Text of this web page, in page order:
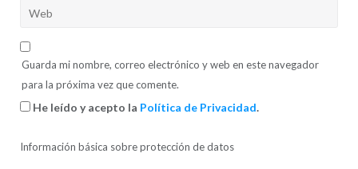
Guarda mi nombre, correo electrónico y web en este navegador
para la próxima vez que comente.
He leído y acepto la Política de Privacidad.
Información básica sobre protección de datos